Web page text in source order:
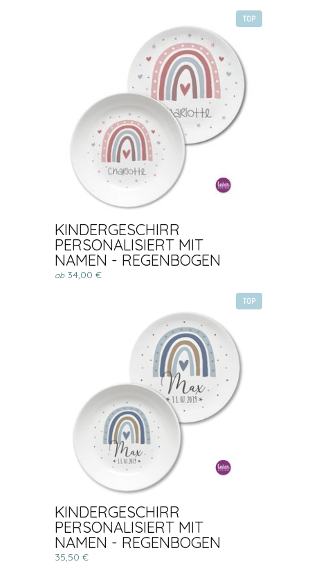
TOP
KINDERGESCHIRR
PERSONALISIERT MIT
NAMEN - REGENBOGEN
ab34,00 €
TOP
KINDERGESCHIRR
PERSONALISIERT MIT
NAMEN - REGENBOGEN
35,50 €